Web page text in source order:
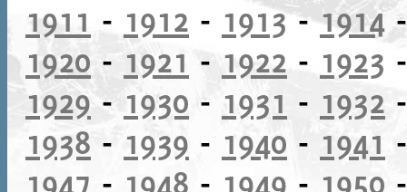
1911 - 1912 - 1913-1914
1920 - 1921 - 1922 - 1923
1929- 1930 - 1931 - 1932
1938 - 1939 - 1940 - 1941
1947 - 1948 - 1949 - 1950